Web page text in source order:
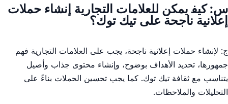
س: كيف‍ يمكن ⁢للعلامات​ التجارية إنشاء​ حملات
‌إعلانية ناجحة على تيك توك؟
ج: ⁤لإنشاء حملات إعلانية ناجحة، يجب على العلامات التجارية فهم
جمهورها، تحديد الأهداف بوضوح، وإنشاء ⁤محتوى⁢ جذاب وأصيل
يتناسب⁤ مع ثقافة تيك توك. كما يجب تحسين​ الحملات بناءً على
التحليلات والملاحظات.